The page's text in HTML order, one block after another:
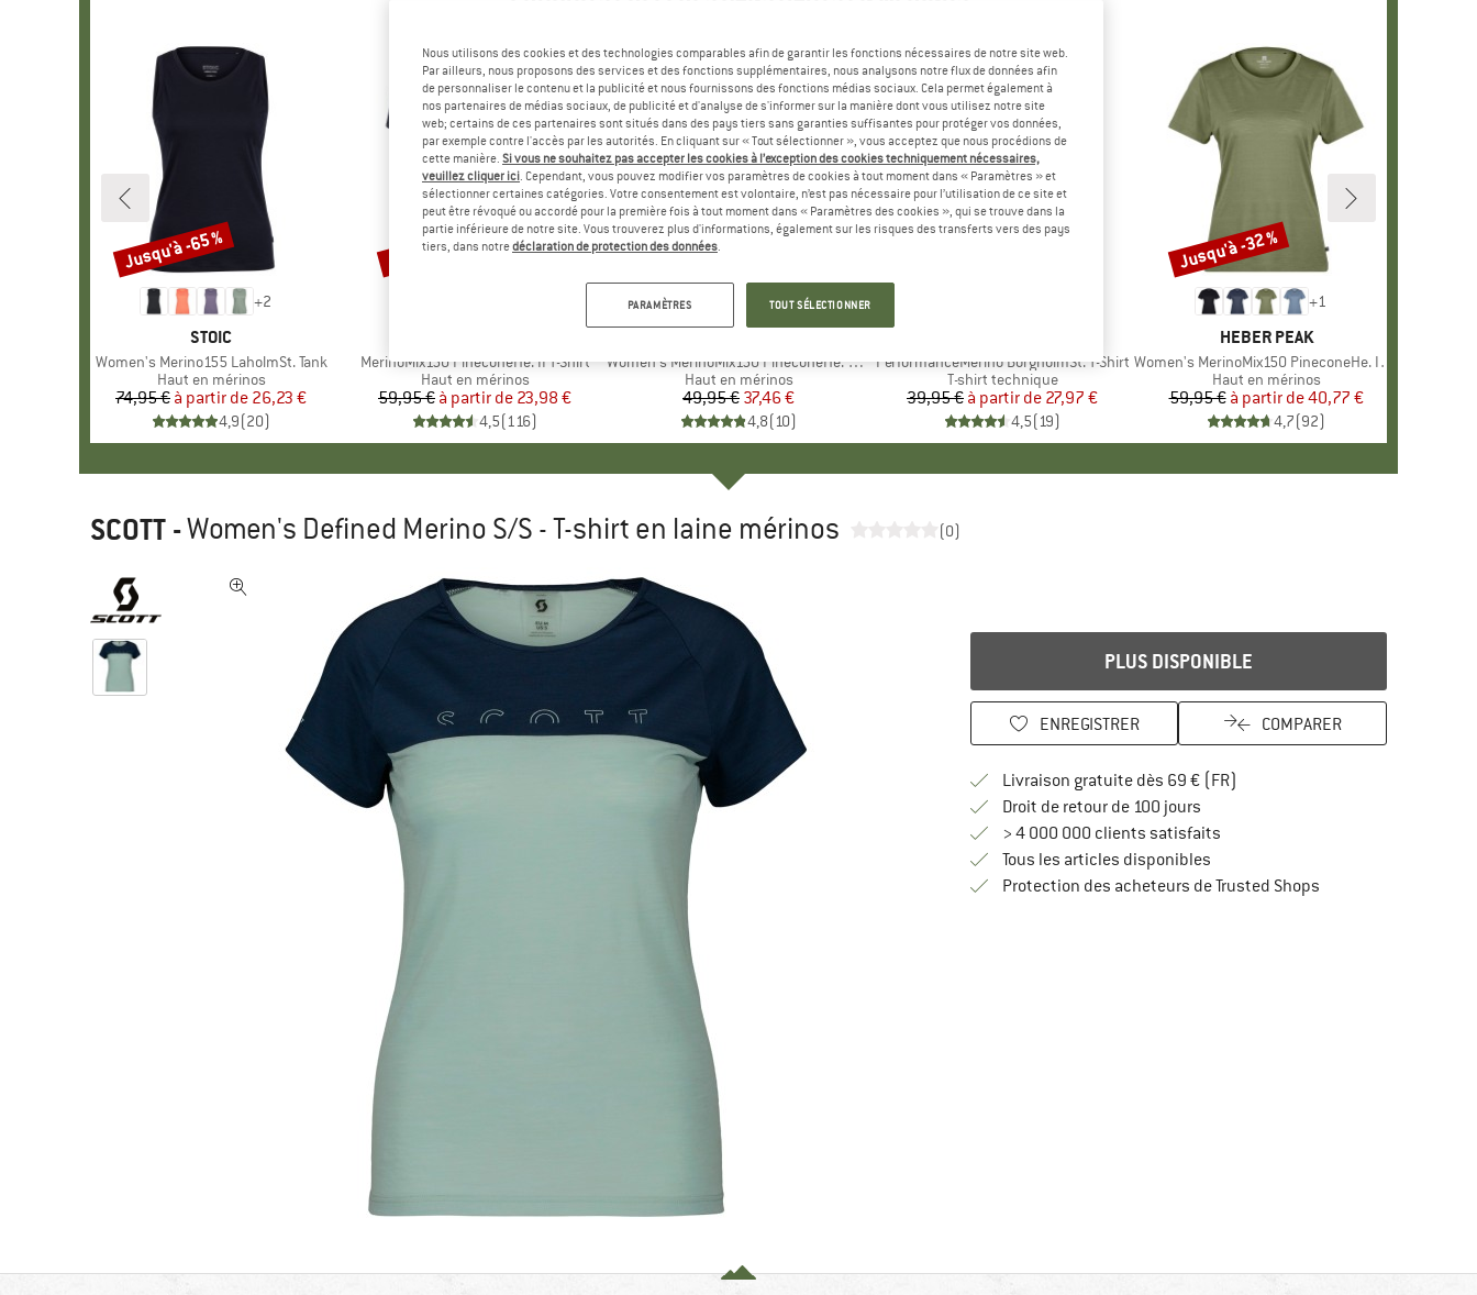
+2
MARQUE
STOIC
Article
Women's Merino155 LaholmSt. Tank
Product group
Haut en mérinos
Prix
74,95 € Prix réduit
à partir de 26,23 €
4,9(20)
Remise
Jusqu'à -65 %
Article
MerinoMix150 PineconeHe. II T-Shirt
Product group
Haut en mérinos
Prix
59,95 € Prix réduit
à partir de 23,98 €
4,5(116)
Remise
Jusqu'à -60 %
+3
Article
Women's MerinoMix150 PineconeHe. Loose Tank
Product group
Haut en mérinos
Prix
49,95 €Prix réduit
37,46 €
4,8(10)
Remise
-25 %
Article
PerformanceMerino BorgholmSt. T-Shirt
Product group
T-shirt technique
Prix
39,95 € Prix réduit
à partir de 27,97 €
4,5(19)
Jusqu'à -30 %
+1
MARQUE
HEBER PEAK
Article
Women's MerinoMix150 PineconeHe. II T-Shirt
Product group
Haut en mérinos
Prix
59,95 € Prix réduit
à partir de40,77 €
4,7(92)
Remise
Jusqu'à -32 %
SCOTT -Women's Defined Merino S/S - T-shirt en laine mérinos (0)
PLUS DISPONIBLE
ENREGISTRER COMPARER
Livraison gratuite dès 69 € (FR)
Droit de retour de 100 joursTrouve les informations de
> 4 000 000 clients satisfaits
Tous les articles disponibles
Protection des acheteurs de Trusted ShopsTrouve toutes les
Nous utilisons des cookies et des technologies comparables afin de garantir les fonctions nécessaires de notre site web.
Par ailleurs, nous proposons des services et des fonctions supplémentaires, nous analysons notre flux de données afin
de personnaliser le contenu et la publicité et nous fournissons des fonctions médias sociaux. Cela permet également à
nos partenaires de médias sociaux, de publicité et d'analyse de s'informer sur la manière dont vous utilisez notre site
web; certains de ces partenaires sont situés dans des pays tiers sans garanties suffisantes pour protéger vos données,
par exemple contre l'accès par les autorités. En cliquant sur « Tout sélectionner », vous acceptez que nous procédions de
cette manière. Si vous ne souhaitez pas accepter les cookies à l’exception des cookies techniquement nécessaires,
veuillez cliquer ici. Cependant, vous pouvez modifier vos paramètres de cookies à tout moment dans « Paramètres » et
sélectionner certaines catégories. Votre consentement est volontaire, n’est pas nécessaire pour l’utilisation de ce site et
peut être révoqué ou accordé pour la première fois à tout moment dans « Paramètres des cookies », qui se trouve dans la
partie inférieure de notre site. Vous trouverez plus d'informations, également sur les risques des transferts vers des pays
tiers, dans notredéclaration de protection des données.
PARAMÈTRES TOUT SÉLECTIONNER